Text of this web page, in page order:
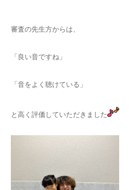
審査の先生方からは、
「良い音ですね」
「音をよく聴けている」
と高く評価していただきました